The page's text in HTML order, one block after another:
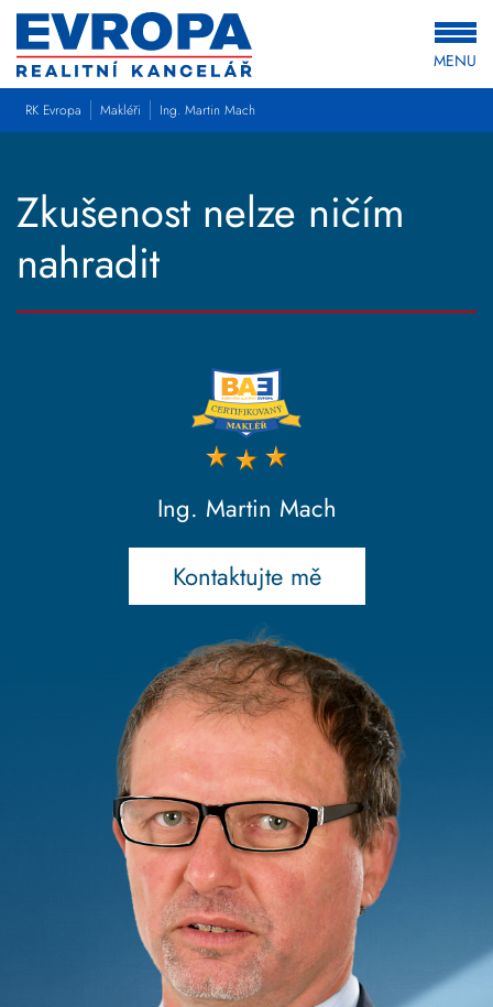
MENU
RK Evropa Makléři Ing. Martin Mach
Zkušenost nelze ničím
nahradit
Ing. Martin Mach
Kontaktujte mě